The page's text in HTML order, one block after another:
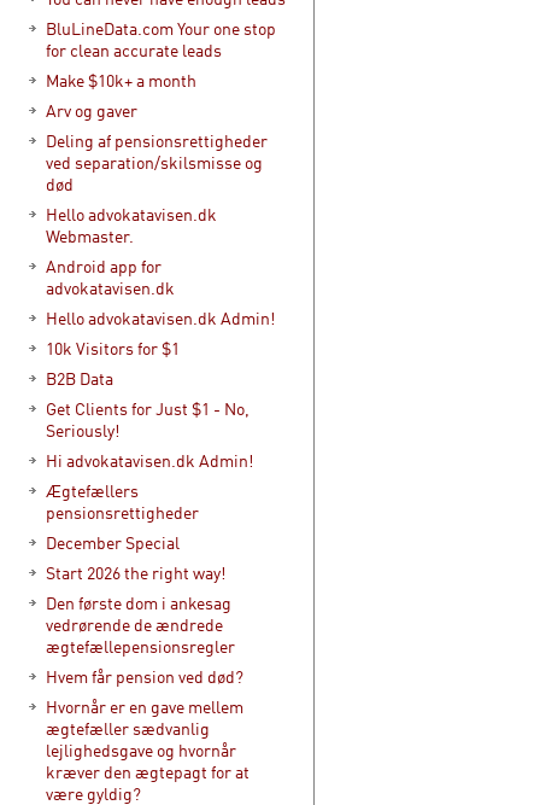
BluLineData.com Your one stop
for clean accurate leads
Make $10k+ a month
Arv og gaver
Deling af pensionsrettigheder
ved separation/skilsmisse og
død
Hello advokatavisen.dk
Webmaster.
Android app for
advokatavisen.dk
Hello advokatavisen.dk Admin!
10k Visitors for $1
B2B Data
Get Clients for Just $1 - No,
Seriously!
Hi advokatavisen.dk Admin!
Ægtefællers
pensionsrettigheder
December Special
Start 2026 the right way!
Den første dom i ankesag
vedrørende de ændrede
ægtefællepensionsregler
Hvem får pension ved død?
Hvornår er en gave mellem
ægtefæller sædvanlig
lejlighedsgave og hvornår
kræver den ægtepagt for at
være gyldig?